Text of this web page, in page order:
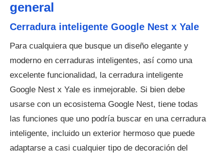
general
Cerradura inteligente Google Nest x Yale
Para cualquiera que busque un diseño elegante y
moderno en cerraduras inteligentes, así como una
excelente funcionalidad, la cerradura inteligente
Google Nest x Yale es inmejorable. Si bien debe
usarse con un ecosistema Google Nest, tiene todas
las funciones que uno podría buscar en una cerradura
inteligente, incluido un exterior hermoso que puede
adaptarse a casi cualquier tipo de decoración del